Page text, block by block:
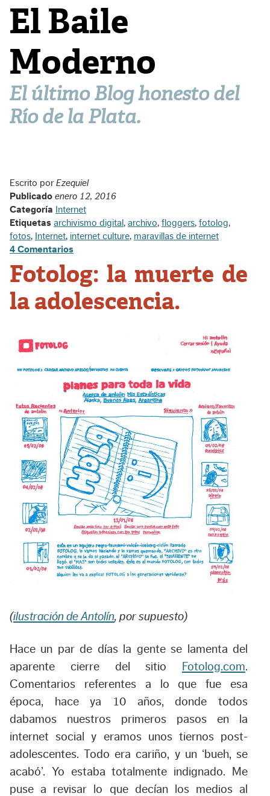
El Baile
Moderno
El último Blog honesto del
Río de la Plata.
Escrito porEzequiel
Publicado enero 12, 2016
Categoría
Internet
Etiquetas archivismo digital , archivo, floggers, fotolog,
fotos, Internet, internet culture, maravillas de internet
4 Comentarios
Fotolog: la muerte de
la adolescencia.
(ilustración de Antolín, por supuesto)
Hace un par de días la gente se lamenta del
aparente cierre del sitio
Fotolog.com.
Comentarios referentes a lo que fue esa
época, hace ya 10 años, donde todos
dabamos nuestros primeros pasos en la
internet social y eramos unos tiernos post-
adolescentes. Todo era cariño, y un ‘bueh, se
acabó’. Yo estaba totalmente indignado. Me
puse a revisar lo que decían los medios al